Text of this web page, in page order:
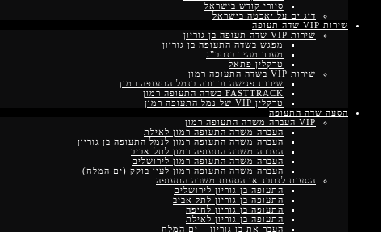
סיורי קודש בישראל
דיג ים על יאכטה בישראל
שירות VIP שדה תעופה
שירות VIP שדה תעופה בן גוריון
מפגש בשדה התעופה בן גוריון
מעבר מהיר בנתב”ג
טרקלין פתאל
שירות VIP בשדה התעופה רמון
שירות פגישה וברוכה בנמל התעופה רמון
FASTTRACK בשדה התעופה רמון
טרקלין VIP של נמל התעופה רמון
הסעה שדה התעופה
VIP העברה משדה התעופה רמון
העברה משדה התעופה רמון לאילת
העברה משדה התעופה רמון לנמל התעופה בן גוריון
העברה משדה התעופה רמון לתל אביב
העברה משדה התעופה רמון לירושלים
העברה משדה התעופה רמון לעין בוקק (ים המלח)
הסעות לנתבג או הסעות משדה התעופה
התעופה בן גוריון לירושלים
התעופה בן גוריון לתל אביב
התעופה בן גוריון לחיפה
התעופה בן גוריון לאילת
העבר את בן גוריון – ים המלח